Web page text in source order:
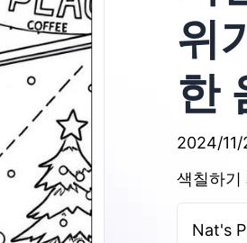
위
한
2024/11/
색칠하기
Nat's